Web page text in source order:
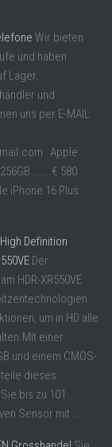
Wir bieten
und haben
Lager.
und
uns per E-MAIL
Apple
......€ 580
iPhone 16 Plus
Definition
Der
HDR-XR550VE
um in HD alle
einer
und einem CMOS-
dieses
bis zu 101
Sensor mit ...